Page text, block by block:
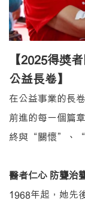
【2025得奬
公益長卷】
在公益事業的長
前進的每一個篇
終與“關懷”、“
醫者仁心 防聾治
1968年起，她先